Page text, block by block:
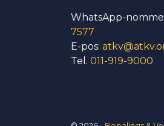
WhatsApp-
7577
E-pos:
Tel. 011-919-9000